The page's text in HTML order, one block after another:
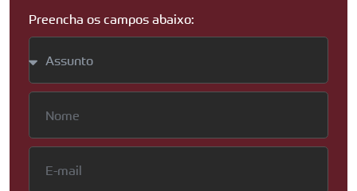
Preencha os campos abaixo: